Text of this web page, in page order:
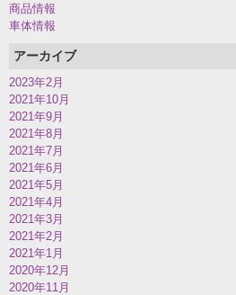
商品情報
車体情報
アーカイブ
2023年2月
2021年10月
2021年9月
2021年8月
2021年7月
2021年6月
2021年5月
2021年4月
2021年3月
2021年2月
2021年1月
2020年12月
2020年11月